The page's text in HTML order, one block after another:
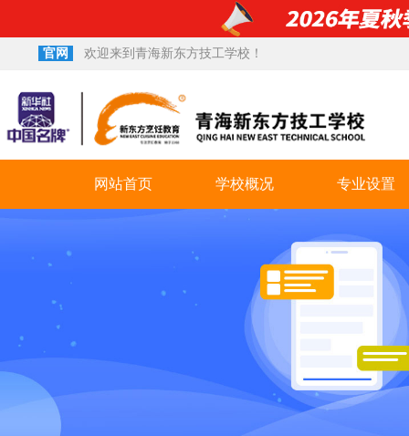
官网 欢迎来到青海新东方技工学校！
网站首页 学校概况 专业设置